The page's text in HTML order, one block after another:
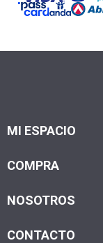
MI ESPACIO
COMPRA
NOSOTROS
CONTACTO